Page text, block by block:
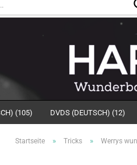
(105) DVDS (DEUTSCH) (12)
Startseite » Tricks » Werrys